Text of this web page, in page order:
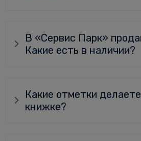
В «Сервис Парк»
Какие есть в наличии?
Какие отметки
книжке?